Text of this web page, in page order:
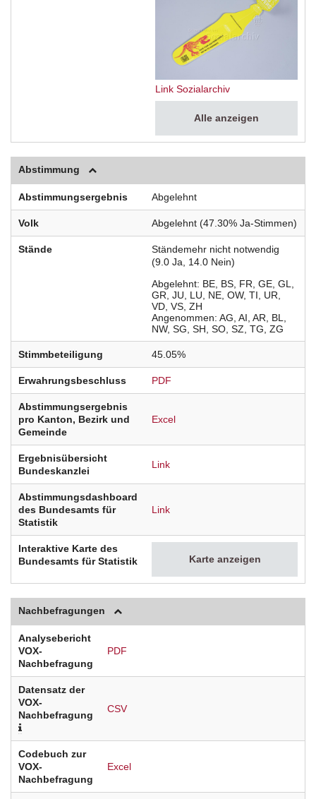
Link Sozialarchiv
Alle anzeigen
Abstimmung
Abstimmungsergebnis Abgelehnt
Volk Abgelehnt (47.30% Ja-Stimmen)
Stände
Ständemehr nicht notwendig
(9.0 Ja, 14.0 Nein)
Abgelehnt BE BS FR GE GL
GR JU LU NE OW TI
UR
VD VS ZH
Angenommen AG AI AR
BL
NW SG SH SO SZ TG ZG
Stimmbeteiligung 45.05%
Erwahrungsbeschluss PDF
Abstimmungsergebnis
pro Kanton, Bezirk und
Gemeinde
Excel
Ergebnisübersicht
Bundeskanzlei
Link
Abstimmungsdashboard
des Bundesamts für
Statistik
Link
Interaktive Karte des
Bundesamts für Statistik
Karte anzeigen
Nachbefragungen
Analysebericht
VOX-
Nachbefragung
PDF
Datensatz der
VOX-
Nachbefragung
CSV
Codebuch zur
VOX-
Nachbefragung
Excel